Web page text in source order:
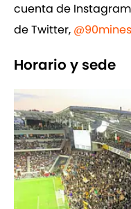
cuenta de
de Twitter,
Horario y sede